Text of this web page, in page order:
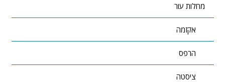
מחלות עור
אקזמה
הרפס
ציסטה